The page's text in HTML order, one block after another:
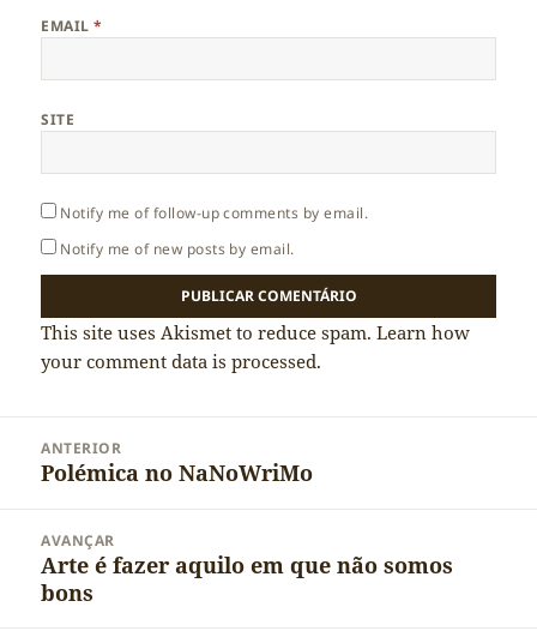
EMAIL*
SITE
Notify me of follow-up comments by email.
Notify me of new posts by email.
This site uses Akismet to reduce spam.Learn how
your comment data is processed.
artigos
ANTERIOR
Artigo
Polémica no NaNoWriMo
AVANÇAR
Artigo
seguinte:
Arte é fazer aquilo em que não somos
bons